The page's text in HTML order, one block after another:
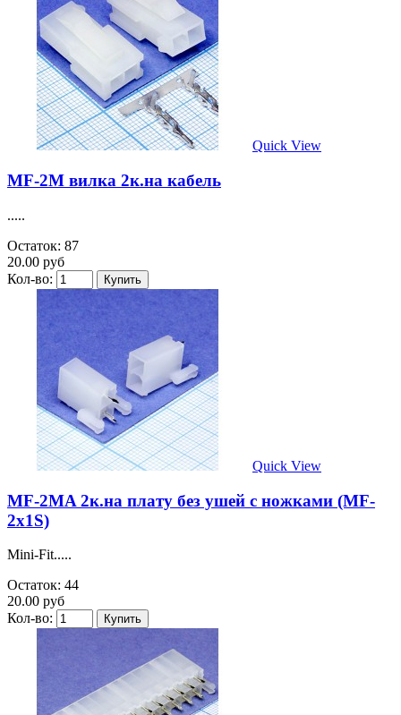
Quick View
MF-2M вилка 2к.на кабель
.....
Остаток: 87
20.00 руб
Кол-во:
Quick View
MF-2MA 2к.на плату без ушей с ножками (MF-
2x1S)
Mini-Fit.....
Остаток: 44
20.00 руб
Кол-во: